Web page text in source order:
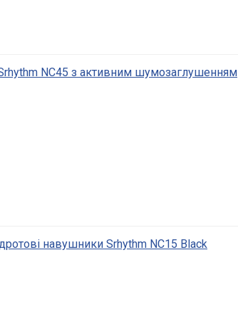
NC45 з активним шумозаглушенням
навушники Srhythm NC15 Black